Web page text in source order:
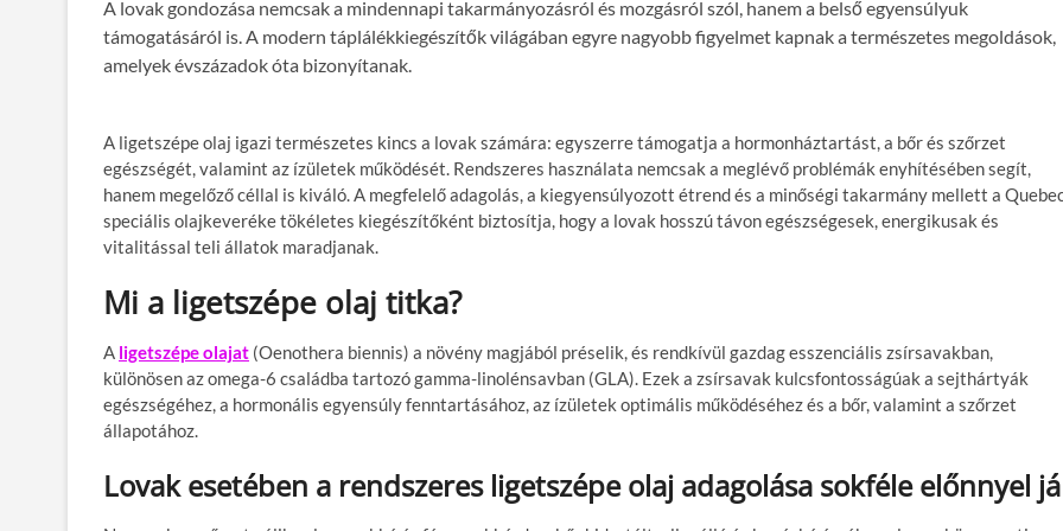
A lovak gondozása nemcsak a mindennapi takarmányozásról és mozgásról szól, hanem a belső egyensúlyuk
támogatásáról is. A modern táplálékkiegészítők világában egyre nagyobb figyelmet kapnak a természetes megoldások,
amelyek évszázadok óta bizonyítanak.
A ligetszépe olaj igazi természetes kincs a lovak számára: egyszerre támogatja a hormonháztartást, a bőr és szőrzet
egészségét, valamint az ízületek működését. Rendszeres használata nemcsak a meglévő problémák enyhítésében segít,
hanem megelőző céllal is kiváló. A megfelelő adagolás, a kiegyensúlyozott étrend és a minőségi takarmány mellett a
speciális olajkeveréke tökéletes kiegészítőként biztosítja, hogy a lovak hosszú távon egészségesek, energikusak és
vitalitással teli állatok maradjanak.
Mi a ligetszépe olaj titka?
A ligetszépe olajat (Oenothera biennis) a növény magjából préselik, és rendkívül gazdag esszenciális zsírsavakban,
különösen az omega-6 családba tartozó gamma-linolénsavban (GLA). Ezek a zsírsavak kulcsfontosságúak a sejthártyák
egészségéhez, a hormonális egyensúly fenntartásához, az ízületek optimális működéséhez és a bőr, valamint a szőrzet
állapotához.
Lovak esetében a rendszeres ligetszépe olaj adagolása sokféle előnnyel